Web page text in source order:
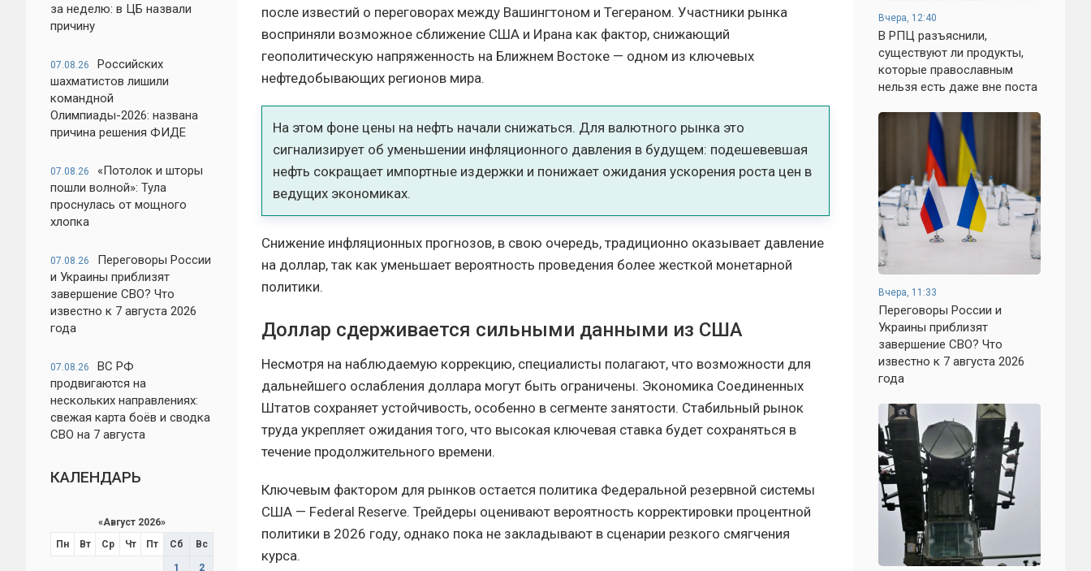
за неделю: в ЦБ назвали
причину
07.08.26
Российских
шахматистов лишили
командной
Олимпиады-2026: названа
причина решения ФИДЕ
07.08.26
«Потолок и шторы
пошли волной»: Тула
проснулась от мощного
хлопка
07.08.26
Переговоры России
и Украины приблизят
завершение СВО? Что
известно к 7 августа 2026
года
07.08.26
ВС РФ
продвигаются на
нескольких направлениях:
свежая карта боёв и сводка
СВО на 7 августа
КАЛЕНДАРЬ
«Август 2026»
Пн
Вт Ср Чт Пт Сб Вс
1 2
после известий о переговорах между Вашингтоном и Тегераном. Участники рынка
восприняли возможное сближение США и Ирана как фактор, снижающий
геополитическую напряженность на Ближнем Востоке — одном из ключевых
нефтедобывающих регионов мира.
На этом фоне цены на нефть начали снижаться. Для валютного рынка это
сигнализирует об уменьшении инфляционного давления в будущем: подешевевшая
нефть сокращает импортные издержки и понижает ожидания ускорения роста цен в
ведущих экономиках.
Снижение инфляционных прогнозов, в свою очередь, традиционно оказывает давление
на доллар, так как уменьшает вероятность проведения более жесткой монетарной
политики.
Доллар сдерживается сильными данными из США
Несмотря на наблюдаемую коррекцию, специалисты полагают, что возможности для
дальнейшего ослабления доллара могут быть ограничены. Экономика Соединенных
Штатов сохраняет устойчивость, особенно в сегменте занятости. Стабильный рынок
труда укрепляет ожидания того, что высокая ключевая ставка будет сохраняться в
течение продолжительного времени.
Ключевым фактором для рынков остается политика Федеральной резервной системы
США — Federal Reserve. Трейдеры оценивают вероятность корректировки процентной
политики в 2026 году, однако пока не закладывают в сценарии резкого смягчения
курса.
Вчера, 12:40
В РПЦ разъяснили,
существуют ли продукты,
которые православным
нельзя есть даже вне поста
Вчера, 11:33
Переговоры России и
Украины приблизят
завершение СВО? Что
известно к 7 августа 2026
года